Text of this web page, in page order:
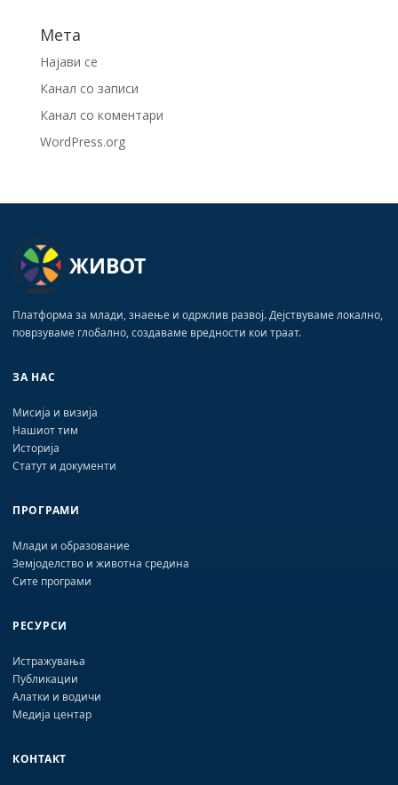
Мета
Најави се
Канал со записи
Канал со коментари
WordPress.org
ЖИВОТ
Платформа за млади, знаење и одржлив развој. Дејствуваме локално,
поврзуваме глобално, создаваме вредности кои траат.
ЗА НАС
Мисија и визија
Нашиот тим
Историја
Статут и документи
ПРОГРАМИ
Млади и образование
Земјоделство и животна средина
Сите програми
РЕСУРСИ
Истражувања
Публикации
Алатки и водичи
Медија центар
КОНТАКТ